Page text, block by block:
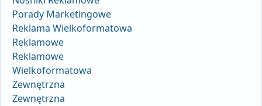
Porady Marketingowe
Reklama Wielkoformatowa
Reklamowe
Reklamowe
Wielkoformatowa
Zewnętrzna
Zewnętrzna